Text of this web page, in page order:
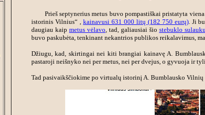
Prieš septynerius metus buvo pompastiškai pristatyta
istorinis Vilnius“, kainavusi 631 000 litų (182 750 eurų). Ji
daugiau kaip metus vėlavo , tad, galiausiai šio stebuklo
buvo paskubėta, tenkinant nekantrios publikos reikalavimus,
Džiugu, kad, skirtingai nei kiti brangiai kainavę A.
pastaroji neišnyko nei per metus, nei per dvejus, o gyvuoja ir
Tad pasivaikščiokime po virtualų istorinį A. Bumblausko Vilnių